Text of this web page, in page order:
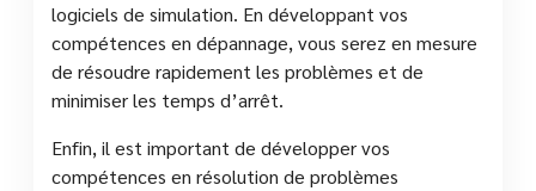
logiciels de simulation. En développant vos
compétences en dépannage, vous serez en mesure
de résoudre rapidement les problèmes et de
minimiser les temps d’arrêt.
Enfin, il est important de développer vos
compétences en résolution de problèmes